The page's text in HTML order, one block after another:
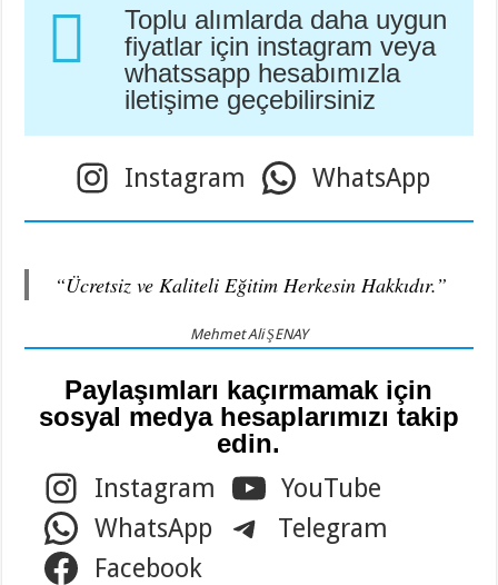
Toplu alımlarda daha uygun
fiyatlar için instagram veya
whatssapp hesabımızla
iletişime geçebilirsiniz
Instagram WhatsApp
“Ücretsiz ve Kaliteli Eğitim Herkesin Hakkıdır.”
Mehmet Ali ŞENAY
Paylaşımları kaçırmamak için
sosyal medya hesaplarımızı takip
edin.
Instagram
YouTube
WhatsApp
Telegram
Facebook